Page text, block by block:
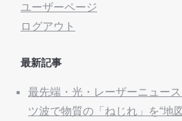
ユーザーページ
ログアウト
最新記事
最先端・光・レーザーニュー
ツ波で物質の「ねじれ」を“地